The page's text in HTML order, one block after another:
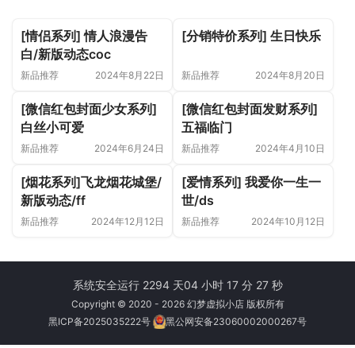
[情侣系列] 情人浪漫告
白/新版动态coc
新品推荐 2024年8月22日
[分销特价系列] 生日快乐
新品推荐 2024年8月20日
[微信红包封面少女系列]
白丝小可爱
新品推荐 2024年6月24日
[微信红包封面发财系列]
五福临门
新品推荐 2024年4月10日
[烟花系列]飞龙烟花城堡/
新版动态/ff
新品推荐 2024年12月12日
[爱情系列] 我爱你一生一
世/ds
新品推荐 2024年10月12日
系统安全运行 2294 天04 小时 17 分 28 秒
Copyright © 2020 - 2026 幻梦虚拟小店 版权所有
黑ICP备2025035222号
黑公网安备23060002000267号